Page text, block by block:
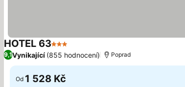
HOTEL 633 Počet hvězdiček
9,1Vynikající (855 hodnocení) Poprad
Od 1 528 Kč